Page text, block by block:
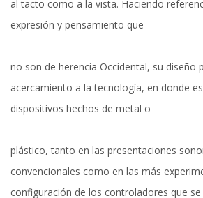
al tacto como a la vista. Haciendo
expresión y pensamiento que
no son de herencia Occidental, su diseño
acercamiento a la tecnología, en donde
dispositivos hechos de metal o
plástico, tanto en las presentaciones
convencionales como en las más
configuración de los controladores que se